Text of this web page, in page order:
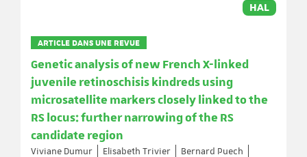
HAL
ARTICLE DANS UNE REVUE
Genetic analysis of new French X-linked
juvenile retinoschisis kindreds using
microsatellite markers closely linked to the
RS locus: further narrowing of the RS
candidate region
Viviane Dumur Elisabeth Trivier
Bernard Puech